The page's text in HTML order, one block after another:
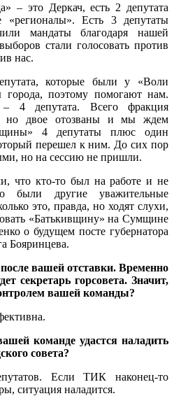
– это Деркач, есть 2 депутата
Есть 3 депутаты
мандаты благодаря нашей
стали голосовать против
нас.
которые были у «Воли
поэтому помогают нам.
4 депутата. Всего фракция
но двое отозваны и мы ждем
4 депутаты плюс один
перешел к ним. До сих пор
но на сессию не пришли.
что кто-то был на работе и не
были другие уважительные
это, правда, но ходят слухи,
«Батькивщину» на Сумщине
о будущем посте губернатора
Бояринцева.
вашей отставки. Временно
секретарь горсовета. Значит,
вашей команды?
команде удастся наладить
совета?
Если ТИК наконец-то
ситуация наладится.